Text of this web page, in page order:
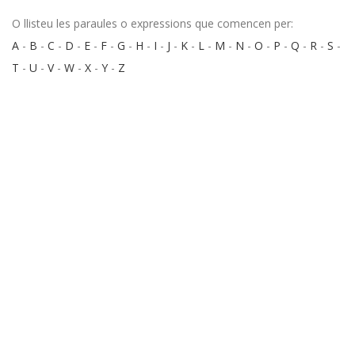
O llisteu les paraules o expressions que comencen per:
A - B - C - D - E - F - G - H - I - J - K - L - M - N - O - P - Q - R - S -
T - U - V- W - X - Y - Z